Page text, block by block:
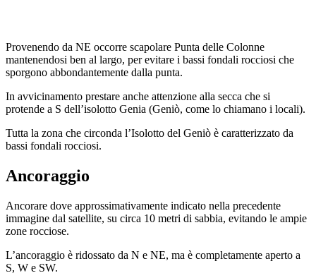
Provenendo da NE occorre scapolare Punta delle Colonne
mantenendosi ben al largo, per evitare i bassi fondali rocciosi che
sporgono abbondantemente dalla punta.
In avvicinamento prestare anche attenzione alla secca che si
protende a S dell’isolotto Genia (Geniò, come lo chiamano i locali).
Tutta la zona che circonda l’Isolotto del Geniò è caratterizzato da
bassi fondali rocciosi.
Ancoraggio
Ancorare dove approssimativamente indicato nella precedente
immagine dal satellite, su circa 10 metri di sabbia, evitando le ampie
zone rocciose.
L’ancoraggio è ridossato da N e NE, ma è completamente aperto a
S, W e SW.